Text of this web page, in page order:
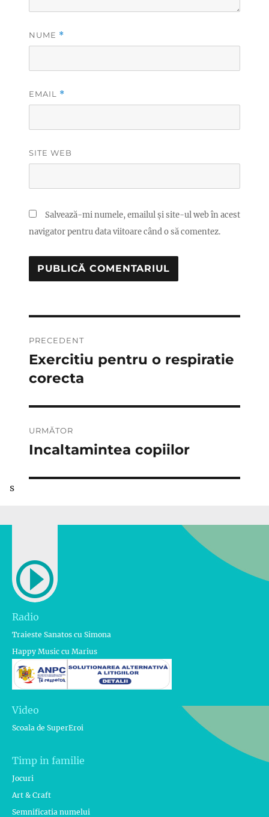
NUME *
EMAIL *
SITE WEB
Salvează-mi numele, emailul și site-ul web în acest
navigator pentru data viitoare când o să comentez.
în
articole
PRECEDENT
Articolul
anterior:
Exercitiu pentru o respiratie
corecta
URMĂTOR
Articolul
Incaltamintea copiilor
s
Radio
Traieste Sanatos cu Simona
Happy Music cu Marius
Video
Scoala de SuperEroi
Timp in familie
Jocuri
Art & Craft
Semnificatia numelui